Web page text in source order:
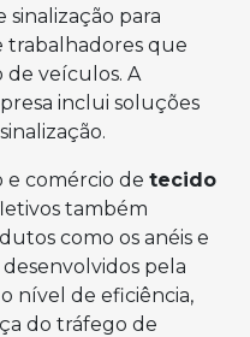
sinalização para
trabalhadores que
de veículos. A
inclui soluções
e comércio de tecido
também
como os anéis e
pela
nível de eficiência,
do tráfego de